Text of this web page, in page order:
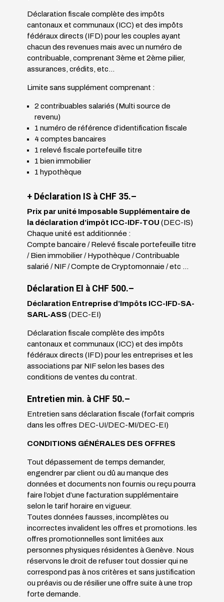
Déclaration fiscale complète des impôts
cantonaux et communaux (ICC) et des impôts
fédéraux directs (IFD) pour les couples ayant
chacun des revenues mais avec un numéro de
contribuable, comprenant 3ème et 2ème pilier,
assurances, crédits, etc…
Limite sans supplément comprenant :
2 contribuables salariés (Multi source de
revenu)
1 numéro de référence d’identification fiscale
4 comptes bancaires
1 relevé fiscale portefeuille titre
1 bien immobilier
1 hypothèque
+ Déclaration IS à CHF 35.–
Prix par unité Imposable Supplémentaire de
la déclaration d’impôt ICC-IDF-TOU (DEC-IS)
Chaque unité est additionnée :
Compte bancaire / Relevé fiscale portefeuille titre
/ Bien immobilier / Hypothèque / Contribuable
salarié / NIF / Compte de Cryptomonnaie / etc …
Déclaration EI à CHF 500.–
Déclaration Entreprise d’Impôts ICC-IFD-SA-
SARL-ASS (DEC-EI)
Déclaration fiscale complète des impôts
cantonaux et communaux (ICC) et des impôts
fédéraux directs (IFD) pour les entreprises et les
associations par NIF selon les bases des
conditions de ventes du contrat.
Entretien min. à CHF 50.–
Entretien sans déclaration fiscale (forfait compris
dans les offres DEC-UI/DEC-MI/DEC-EI)
CONDITIONS GÉNÉRALES DES OFFRES
Tout dépassement de temps demander,
engendrer par client ou dû au manque des
données et documents non fournis ou reçu pourra
faire l’objet d’une facturation supplémentaire
selon le tarif horaire en vigueur.
Toutes données fausses, incomplètes ou
incorrectes invalident les offres et promotions. les
offres promotionnelles sont limitées aux
personnes physiques résidentes à Genève. Nous
réservons le droit de refuser tout dossier qui ne
correspond pas à nos critères et sans justification
ou préavis ou de résilier une offre suite à une trop
forte demande.